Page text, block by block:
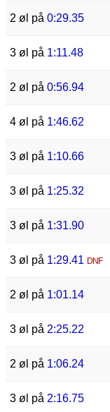
2 øl på 0:29.35
3 øl på 1:11.48
2 øl på 0:56.94
4 øl på 1:46.62
3 øl på 1:10.66
3 øl på 1:25.32
3 øl på 1:31.90
3 øl på 1:29.41 DNF
2 øl på 1:01.14
3 øl på 2:25.22
2 øl på 1:06.24
3 øl på 2:16.75